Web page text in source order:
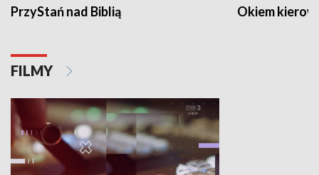
PrzyStań nad Biblią Okiem
FILMY